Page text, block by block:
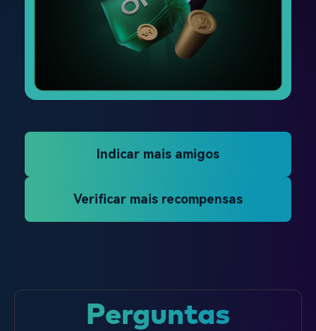
Indicar mais amigos
Verificar mais recompensas
Perguntas